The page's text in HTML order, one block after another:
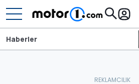
Haberler